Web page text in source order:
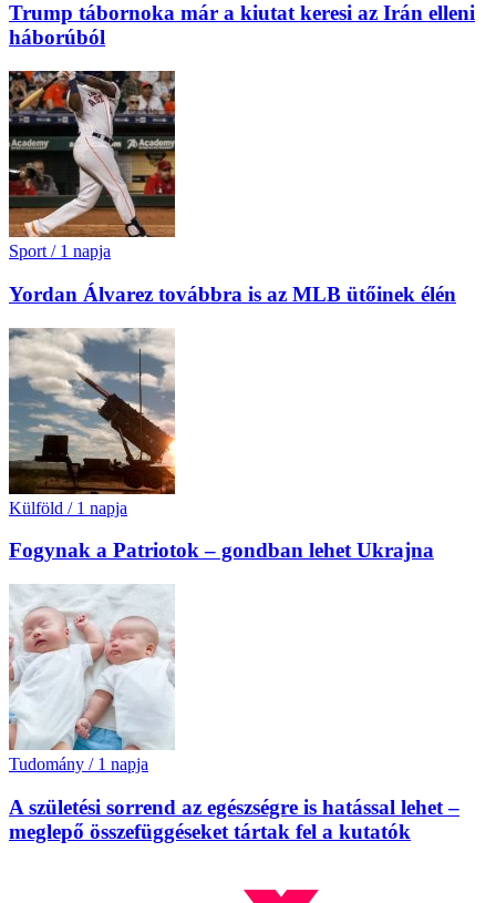
Trump tábornoka már a kiutat keresi az Irán elleni
háborúból
Sport / 1 napja
Yordan Álvarez továbbra is az MLB ütőinek élén
Külföld / 1 napja
Fogynak a Patriotok – gondban lehet Ukrajna
Tudomány / 1 napja
A születési sorrend az egészségre is hatással lehet –
meglepő összefüggéseket tártak fel a kutatók